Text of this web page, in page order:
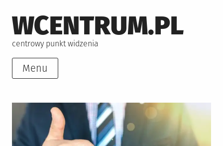
to
content
WCENTRUM.PL
centrowy punkt widzenia
Menu